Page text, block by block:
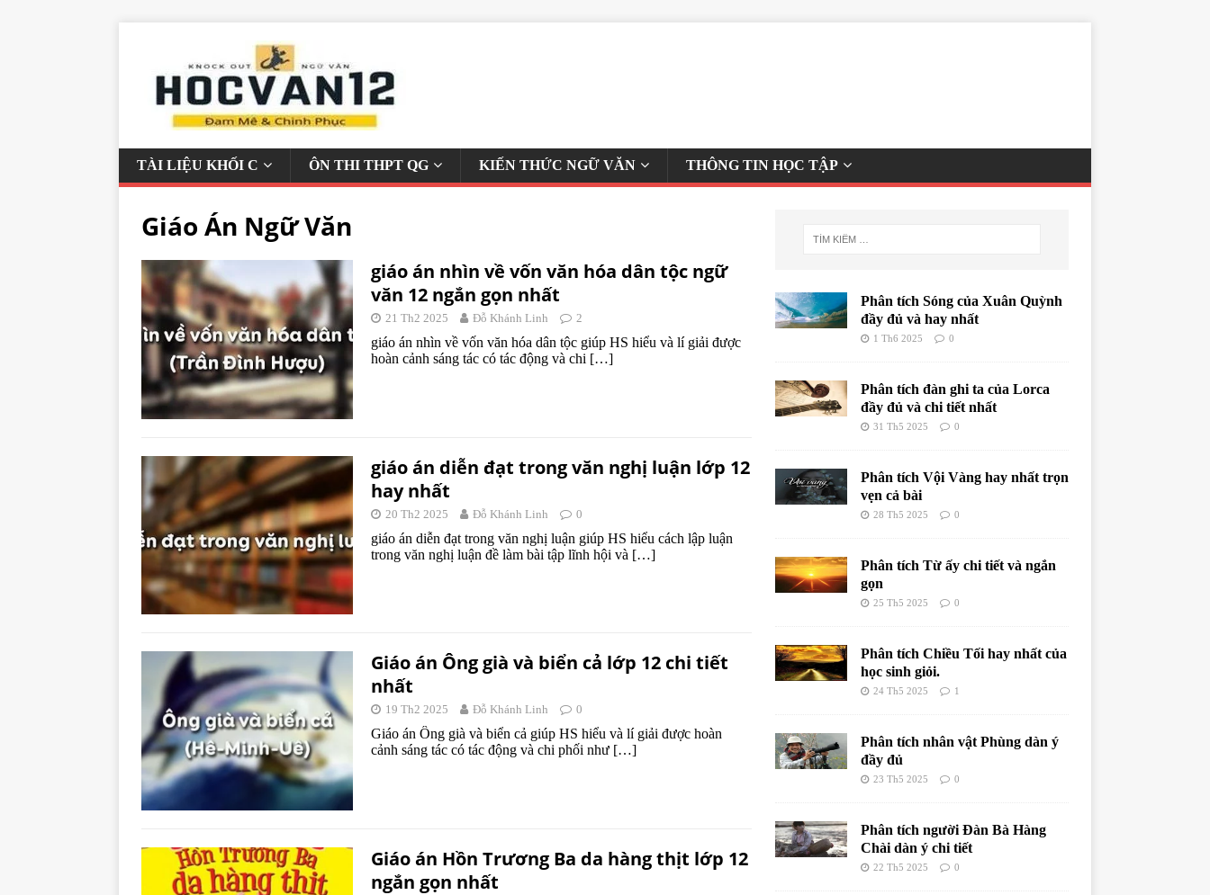
TÀI LIỆU KHỐI C ÔN THI THPT QG KIẾN THỨC NGỮ VĂN THÔNG TIN HỌC TẬP
Giáo Án Ngữ Văn
giáo án nhìn về vốn văn hóa dân tộc ngữ
văn 12 ngắn gọn nhất
21 Th2 2025 Đỗ Khánh Linh 2
giáo án nhìn về vốn văn hóa dân tộc giúp HS hiểu và lí giải được
hoàn cảnh sáng tác có tác động và chi […]
giáo án diễn đạt trong văn nghị luận lớp 12
hay nhất
20 Th2 2025 Đỗ Khánh Linh 0
giáo án diễn đạt trong văn nghị luận giúp HS hiểu cách lập luận
trong văn nghị luận đề làm bài tập lĩnh hội và […]
Giáo án Ông già và biển cả lớp 12 chi tiết
nhất
19 Th2 2025 Đỗ Khánh Linh 0
Giáo án Ông già và biển cả giúp HS hiểu và lí giải được hoàn
cảnh sáng tác có tác động và chi phối như […]
Giáo án Hồn Trương Ba da hàng thịt lớp 12
ngắn gọn nhất
Phân tích Sóng của Xuân Quỳnh
đầy đủ và hay nhất
1 Th6 2025 0
Phân tích đàn ghi ta của Lorca
đầy đủ và chi tiết nhất
31 Th5 2025 0
Phân tích Vội Vàng hay nhất trọn
vẹn cả bài
28 Th5 2025 0
Phân tích Từ ấy chi tiết và ngắn
gọn
25 Th5 2025 0
Phân tích Chiều Tối hay nhất của
học sinh giỏi.
24 Th5 2025 1
Phân tích nhân vật Phùng dàn ý
đầy đủ
23 Th5 2025 0
Phân tích người Đàn Bà Hàng
Chài dàn ý chi tiết
22 Th5 2025 0